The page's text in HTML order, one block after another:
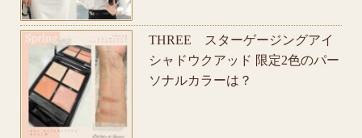
THREE スターゲージングアイ
シャドウクアッド 限定2色のパー
ソナルカラーは？